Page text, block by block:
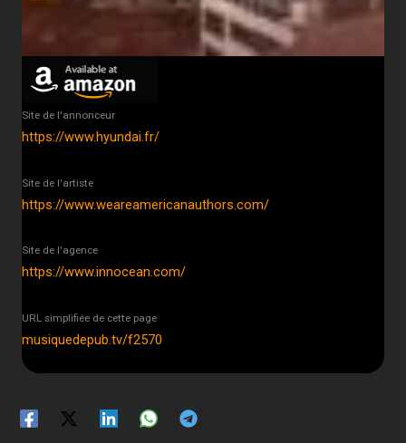
Site de l'annonceur
https://www.hyundai.fr/
Site de l'artiste
https://www.weareamericanauthors.com/
Site de l'agence
https://www.innocean.com/
URL simplifiée de cette page
musiquedepub.tv/f2570